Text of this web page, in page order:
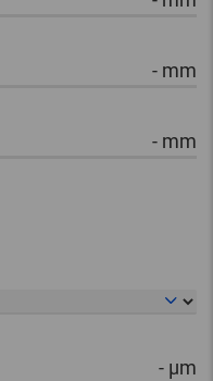
- mm
- mm
- µm